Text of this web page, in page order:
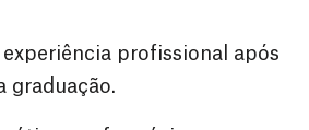
experiência profissional após
graduação.